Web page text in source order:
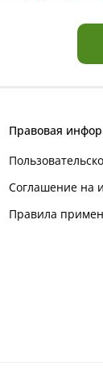
Правовая
Соглашение на
Правила